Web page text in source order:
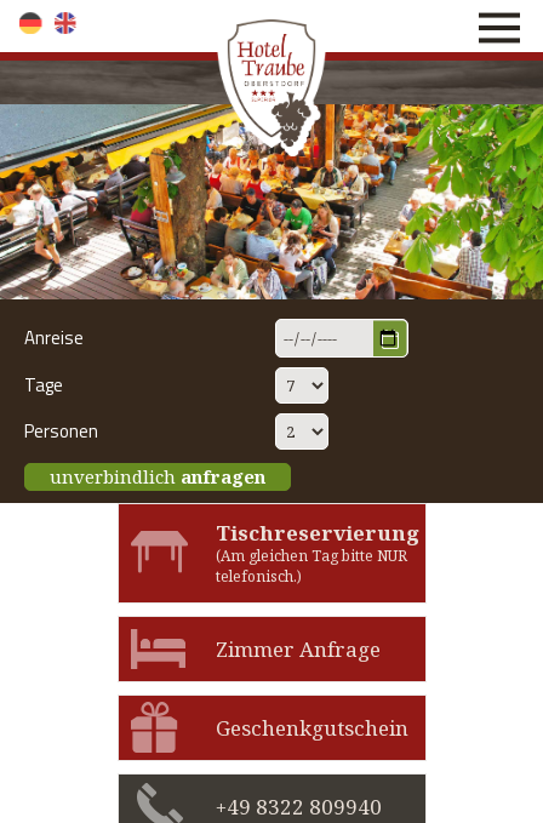
direkt zur Navigation
direkt zum Inhalt
Anreise
Tage
Personen
unverbindlich anfragen
Tischreservierung
(Am gleichen Tag bitte NUR
telefonisch.)
Zimmer Anfrage
Geschenkgutschein
+49 8322 809940